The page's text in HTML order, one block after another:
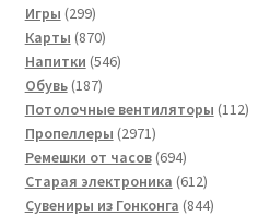
Игры 299299
товаров
Карты 870870
товаров
Напитки 546546
Обувь 187187
товаров
Потолочные вентиляторы 112112
Пропеллеры 29712971
товар
Ремешки от часов 694694
товара
Старая электроника 612612
товаров
Сувениры из Гонконга 844844